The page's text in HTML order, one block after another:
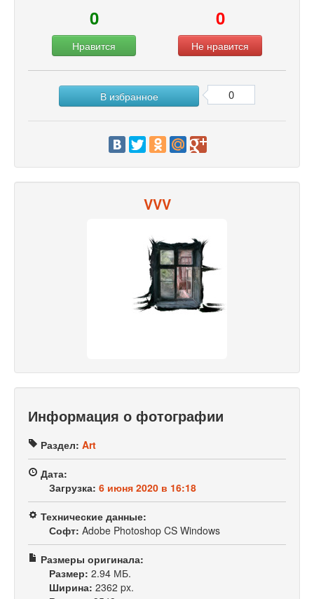
0
Нравится
0
Не нравится
В избранное 0
VVV
Информация о фотографии
Раздел: Art
Дата:
Загрузка: 6 июня 2020 в 16:18
Технические данные:
Софт: Adobe Photoshop CS Windows
Размеры оригинала:
Размер: 2.94 МБ.
Ширина: 2362 px.